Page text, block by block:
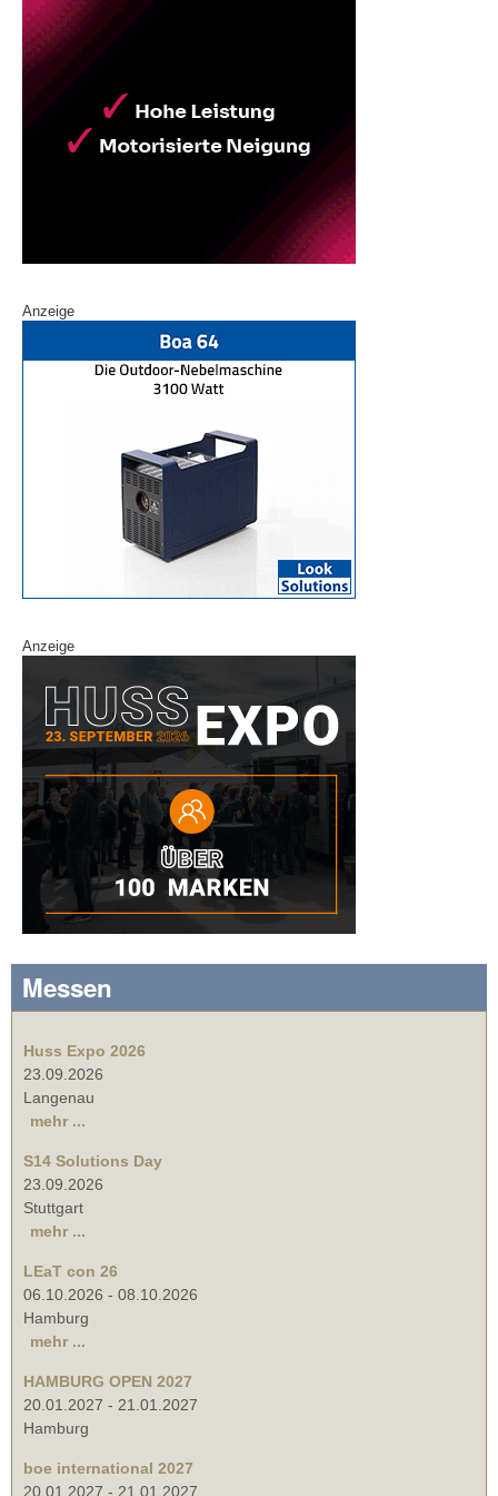
Anzeige
Anzeige
Messen
Huss Expo 2026
23.09.2026
Langenau
mehr ...
S14 Solutions Day
23.09.2026
Stuttgart
mehr ...
LEaT con 26
06.10.2026 - 08.10.2026
Hamburg
mehr ...
HAMBURG OPEN 2027
20.01.2027 - 21.01.2027
Hamburg
boe international 2027
20.01.2027 - 21.01.2027